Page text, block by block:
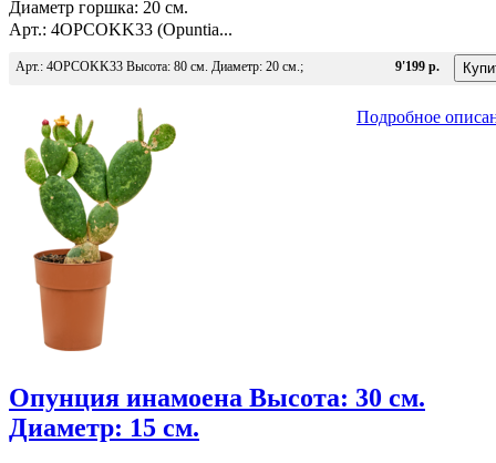
Диаметр горшка: 20 см.
Арт.: 4OPCOKK33 (Opuntia...
Арт.: 4OPCOKK33 Высота: 80 см. Диаметр: 20 см.; 9'199 р.
Подробное
Опунция инамоена Высота: 30 см.
Диаметр: 15 см.